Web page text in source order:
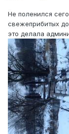
Не поленился
свежеприбитых
это делала